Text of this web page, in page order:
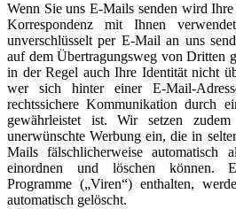
Wenn Sie uns E-Mails senden wird
Korrespondenz mit Ihnen
unverschlüsselt per E-Mail an uns
auf dem Übertragungsweg von Dritten
in der Regel auch Ihre Identität nicht
wer sich hinter einer E-Mail-
rechtssichere Kommunikation durch
gewährleistet ist. Wir setzen
unerwünschte Werbung ein, die in
Mails fälschlicherweise automatisch
einordnen und löschen können.
Programme („Viren“) enthalten,
automatisch gelöscht.